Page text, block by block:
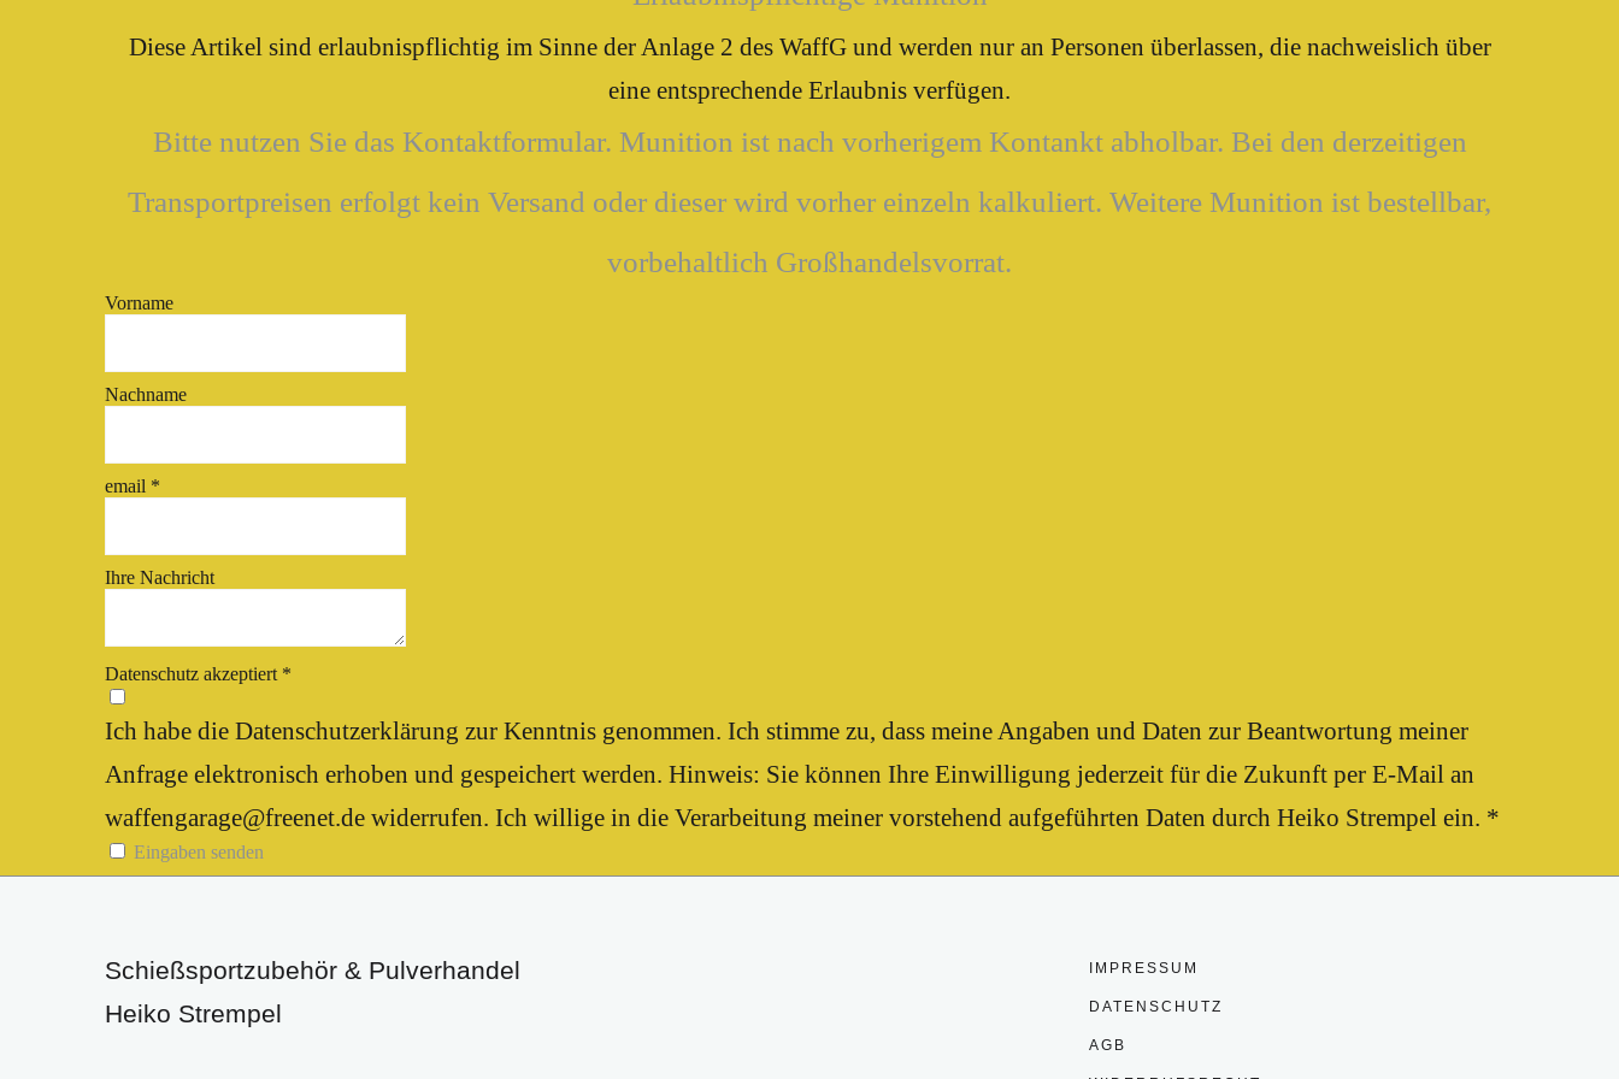
Diese Artikel sind erlaubnispflichtig im Sinne der Anlage 2 des WaffG und werden nur an Personen überlassen, die nachweislich über
eine entsprechende Erlaubnis verfügen.
Bitte nutzen Sie das Kontaktformular. Munition ist nach vorherigem Kontankt abholbar. Bei den derzeitigen
Transportpreisen erfolgt kein Versand oder dieser wird vorher einzeln kalkuliert. Weitere Munition ist bestellbar,
vorbehaltlich Großhandelsvorrat.
Vorname
Nachname
email *
Ihre Nachricht
Datenschutz akzeptiert *
Ich habe die Datenschutzerklärung zur Kenntnis genommen. Ich stimme zu, dass meine Angaben und Daten zur Beantwortung meiner
Anfrage elektronisch erhoben und gespeichert werden. Hinweis: Sie können Ihre Einwilligung jederzeit für die Zukunft per E-Mail an
waffengarage@freenet.de widerrufen. Ich willige in die Verarbeitung meiner vorstehend aufgeführten Daten durch Heiko Strempel ein. *
Eingaben senden
Schießsportzubehör & Pulverhandel
Heiko Strempel
IMPRESSUM
DATENSCHUTZ
AGB